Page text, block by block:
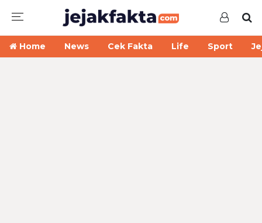
Home News Cek Fakta Life Sport